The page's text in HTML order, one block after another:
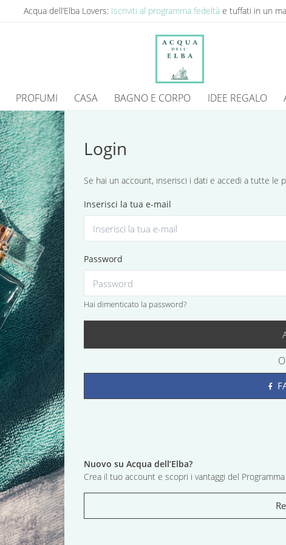
Acqua dell’Elba Lovers: Iscriviti al programma fedeltàe tuffati in un
PROFUMI CASA BAGNO E CORPO IDEE REGALO
Login
Se hai un account, inserisci i dati e accedi a tutte le
Inserisci la tua e-mail
Password
Hai dimenticato la password?
Nuovo su Acqua dell’Elba?
Crea il tuo account e scopri i vantaggi del Programma